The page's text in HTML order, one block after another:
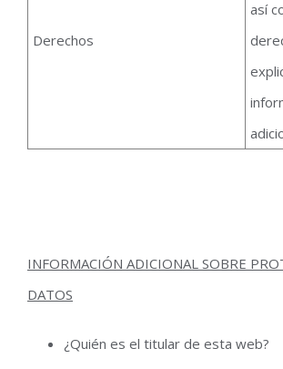
Derechos
así
INFORMACIÓN ADICIONAL SOBRE
DATOS
¿Quién es el titular de esta web?